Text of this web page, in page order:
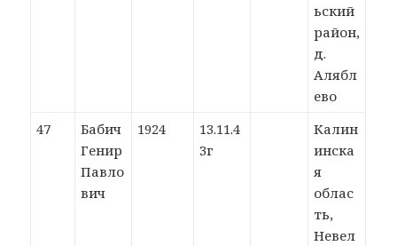
ьский
район,
д.
Алябл
ево
47
Бабич
Генир
Павло
вич
1924
13.11.4
3г
Калин
инска
я
облас
ть,
Невел